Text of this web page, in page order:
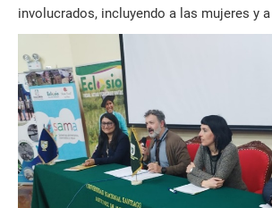
involucrados, incluyendo a las mujeres y